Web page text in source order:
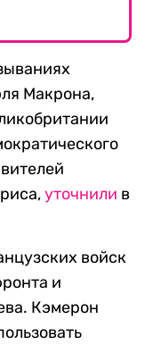
Макрона,
уточнили в
войск
и
Кэмерон